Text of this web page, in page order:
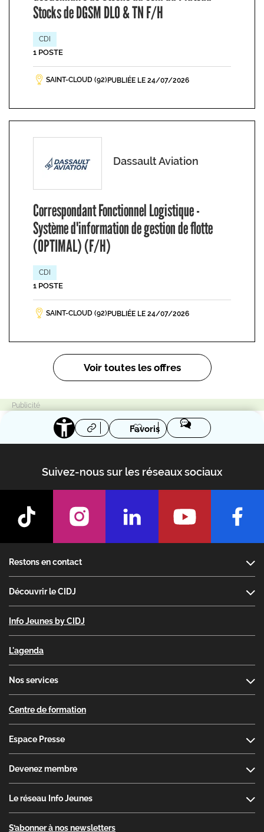
Stocks de DGSM DLO & TN F/H
CDI
1 POSTE
SAINT-CLOUD (92) PUBLIÉE LE 24/07/2026
Dassault Aviation
Correspondant Fonctionnel Logistique -
Système d'information de gestion de flotte
(OPTIMAL) (F/H)
CDI
1 POSTE
SAINT-CLOUD (92) PUBLIÉE LE 24/07/2026
Pagination
Voir toutes les offres
Favoris
Suivez-nous sur les réseaux sociaux
Restons en contact
Découvrir le CIDJ
Info Jeunes by CIDJ
L'agenda
Nos services
Centre de formation
Espace Presse
Devenez membre
Le réseau Info Jeunes
S’abonner à nos newsletters